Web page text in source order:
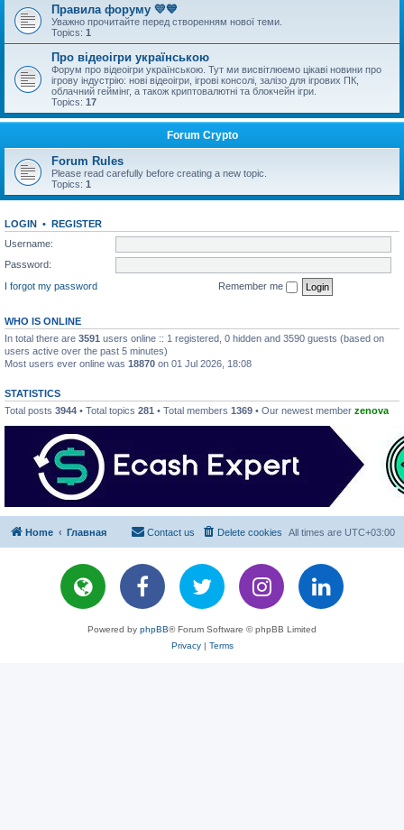
Правила форуму 💛💙
Уважно прочитайте перед створенням нової теми.
Topics: 1
Про відеоігри українською
Форум про відеоігри українською. Тут ми висвітлюемо цікаві новини про
ігрову індустрію: нові відеоігри, ігрові консолі, залізо для ігрових ПК,
облачний геймінг, а також криптовалютні та блокчейн ігри.
Topics: 17
Forum Crypto
Forum Rules
Please read carefully before creating a new topic.
Topics: 1
LOGIN • REGISTER
Username:
Password:
I forgot my password
Remember me
WHO IS ONLINE
In total there are 3591 users online :: 1 registered, 0 hidden and 3590 guests (based on
users active over the past 5 minutes)
Most users ever online was 18870 on 01 Jul 2026, 18:08
STATISTICS
Total posts 3944 • Total topics 281 • Total members 1369 • Our newest member zenova
Home Главная All times are UTC+03:00
Delete cookies
Contact us
Powered by phpBB® Forum Software © phpBB Limited
Privacy| Terms